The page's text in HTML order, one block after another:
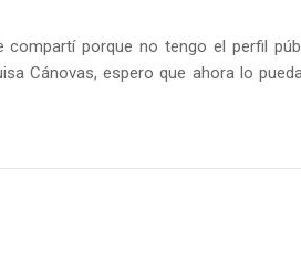
porque no tengo el perfil
Cánovas, espero que ahora lo